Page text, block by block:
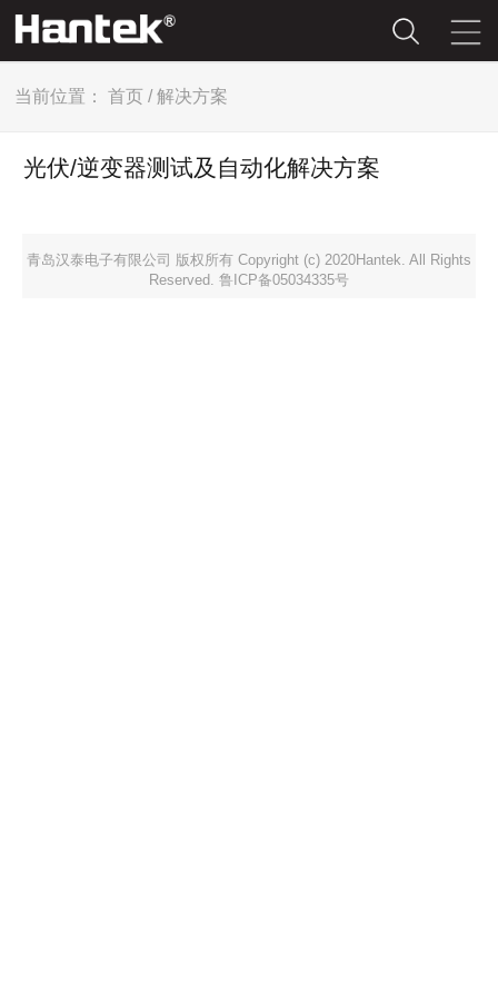
当前位置： 首页 /解决方案
光伏/逆变器测试及自动化解决方案
青岛汉泰电子有限公司 版权所有 Copyright (c) 2020Hantek. All Rights
Reserved. 鲁ICP备05034335号